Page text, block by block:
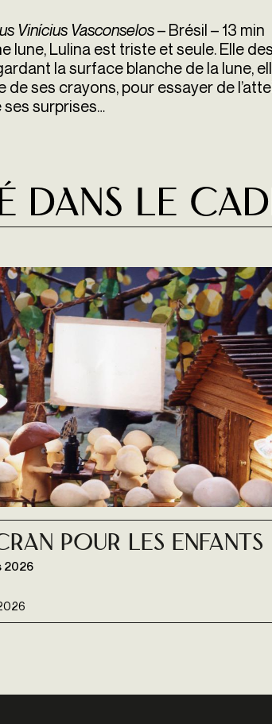
Vinícius Vasconselos– Brésil – 13 min
lune, Lulina est triste et seule. Elle
la surface blanche de la lune,
de ses crayons, pour essayer de
ses surprises…
dans le
pour les enfants
2026